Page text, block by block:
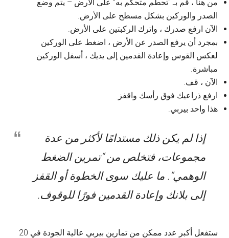
من هنا ، قم بـ “تحطم متحكم به” على الأرض – يتم وضع
الصدر والوركين بشكل مسطح على الأرض.
الآن ارفع صدرك ، واترك الركبتين على الأرض.
بمجرد أن يرفع الصدر عن الأرض ، اضغط على الوركين
لعكس القوس وإعادة القدمين إلى يديك ، أسفل الوركين
مباشرة.
الآن ، قف.
ارفع ذراعيك فوق رأسك واقفز.
هذا واحد بيربي.
إذا لم يكن ذلك مستدامًا لأكثر من عدة
مجموعات، فتخلص من “تمرين الضغط
الوهمي”. ما عليك سوى الخطوة أو القفز
إلى بلانك وإعادة القدمين فورًا للوقوف.
ستفعل أكبر عدد ممكن من تمارين بيربي عالية الجودة في 20